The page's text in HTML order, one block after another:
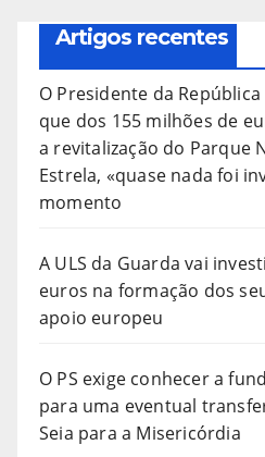
Artigos recentes
O Presidente da
que dos 155 milhões de
a revitalização do Parque
Estrela, «quase nada foi
momento
A ULS da Guarda vai
euros na formação dos
apoio europeu
O PS exige conhecer a
para uma eventual
Seia para a Misericórdia